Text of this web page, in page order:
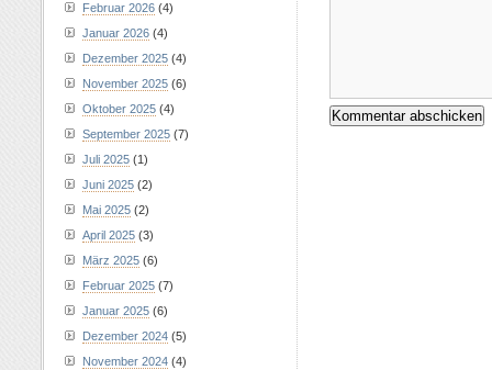
Februar 2026 (4)
Januar 2026 (4)
Dezember 2025 (4)
November 2025 (6)
Oktober 2025 (4)
September 2025 (7)
Juli 2025 (1)
Juni 2025 (2)
Mai 2025 (2)
April 2025 (3)
März 2025 (6)
Februar 2025 (7)
Januar 2025 (6)
Dezember 2024 (5)
November 2024 (4)